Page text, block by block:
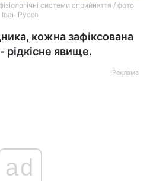
системи сприйняття / фото
Іван Русєв
кожна зафіксована
рідкісне явище.
Реклама
ad